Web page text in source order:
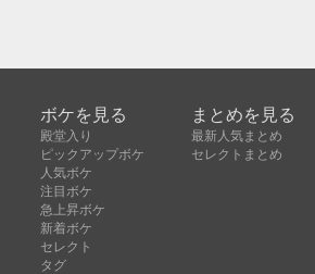
ボケを見る
殿堂入り
ピックアップボケ
人気ボケ
注目ボケ
急上昇ボケ
新着ボケ
セレクト
タグ
まとめを見る
最新人気まとめ
セレクトまとめ